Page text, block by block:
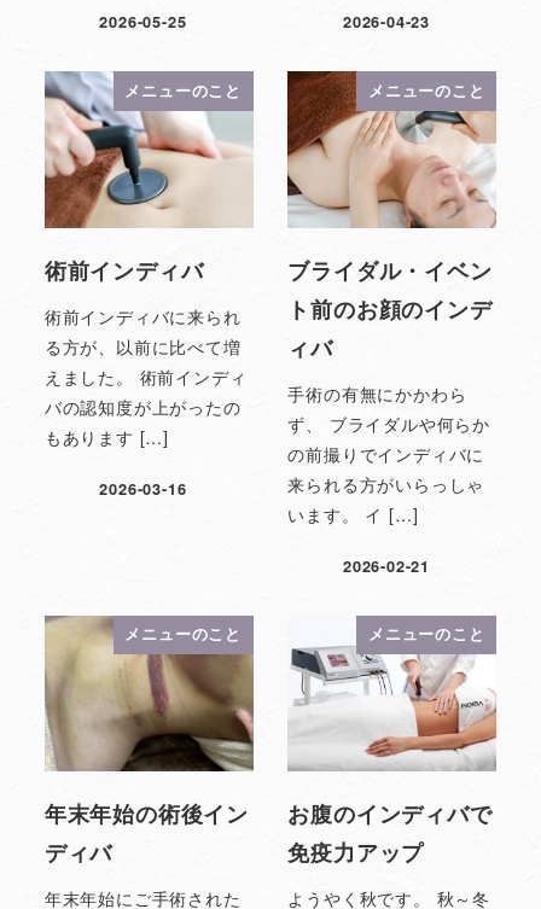
2026-05-25 2026-04-23
メニューのこと
術前インディバ
術前インディバに来られ
る方が、以前に比べて増
えました。 術前インディ
バの認知度が上がったの
もあります […]
2026-03-16
メニューのこと
ブライダル・イベン
ト前のお顔のインデ
ィバ
手術の有無にかかわら
ず、 ブライダルや何らか
の前撮りでインディバに
来られる方がいらっしゃ
います。 イ […]
2026-02-21
メニューのこと
年末年始の術後イン
ディバ
年末年始にご手術された
メニューのこと
お腹のインディバで
免疫力アップ
ようやく秋です。 秋～冬